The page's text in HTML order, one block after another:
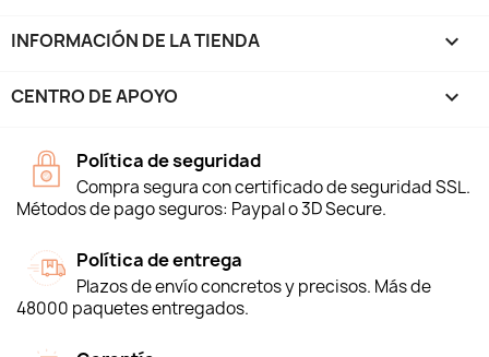
INFORMACIÓN DE LA TIENDA keyboard_arrow_down
CENTRO DE APOYO 
Política de seguridad
Compra segura con certificado de seguridad SSL.
Métodos de pago seguros: Paypal o 3D Secure.
Política de entrega
Plazos de envío concretos y precisos. Más de
48000 paquetes entregados.